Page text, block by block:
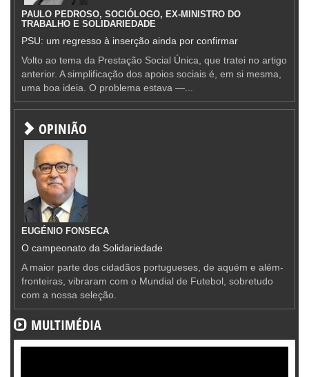
PAULO PEDROSO, SOCIÓLOGO, EX-MINISTRO DO
TRABALHO E SOLIDARIEDADE
PSU: um regresso à inserção ainda por confirmar
Volto ao tema da Prestação Social Única, que tratei no artigo
anterior. A simplificação dos apoios sociais é, em si mesma,
uma boa ideia. O problema estava —...
OPINIÃO
EUGÉNIO FONSECA
O campeonato da Solidariedade
A maior parte dos cidadãos portugueses, de aquém e além-
fronteiras, vibraram com o Mundial de Futebol, sobretudo
com a nossa seleção.
MULTIMÉDIA